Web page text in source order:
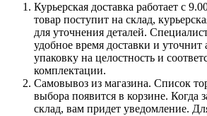
Курьерская доставка работает с
товар поступит на склад,
для уточнения деталей.
удобное время доставки и уточнит
упаковку на целостность и
комплектации.
Самовывоз из магазина. Список
выбора появится в корзине. Когда
склад, вам придет уведомление.